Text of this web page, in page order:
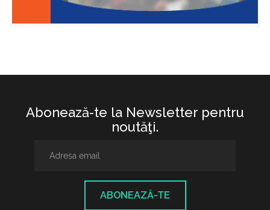
Abonează-te la Newsletter pentru
noutăţi.
ABONEAZĂ-TE